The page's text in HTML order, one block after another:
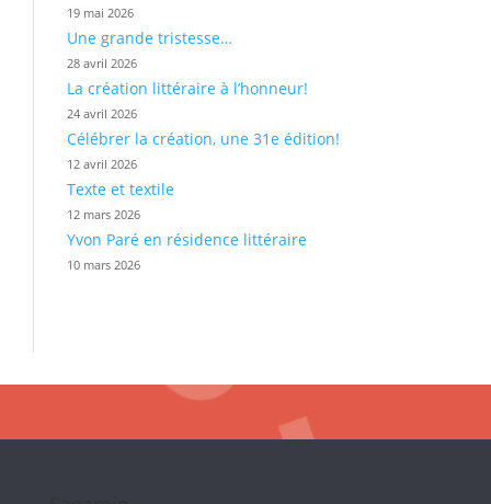
19 mai 2026
Une grande tristesse…
28 avril 2026
La création littéraire à l’honneur!
24 avril 2026
Célébrer la création, une 31e édition!
12 avril 2026
Texte et textile
12 mars 2026
Yvon Paré en résidence littéraire
10 mars 2026